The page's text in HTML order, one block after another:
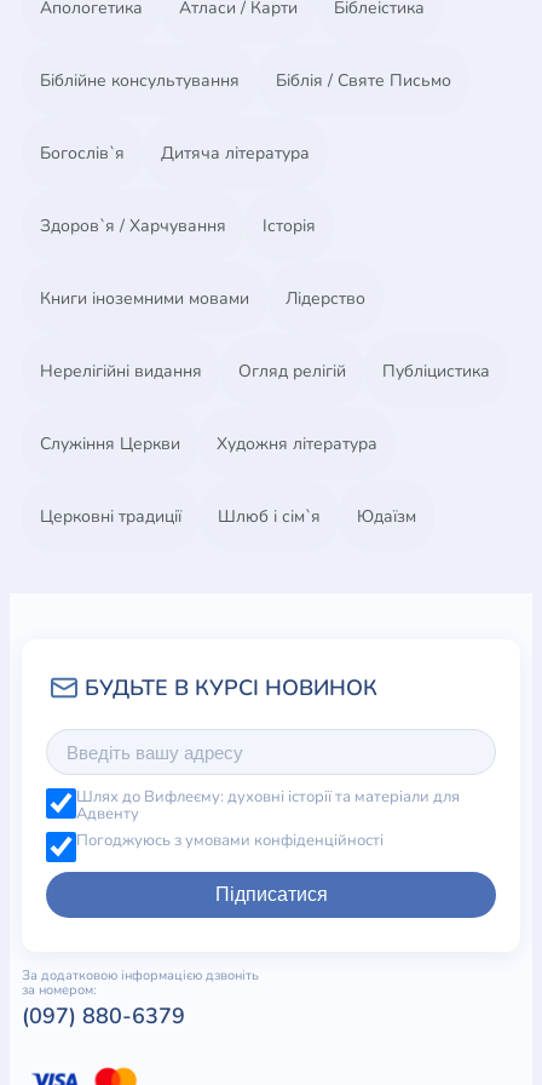
Англии. Динамическая, романтическая и
Исторический роман" воскрешает захватывающие
width="500" height="400" frameborder="0"
webkitAllowFullScreen mozallowfullscreen
Апологетика Атласи / Карти Біблеістика
Біблійне консультування Біблія / Святе Письмо
Богослів`я Дитяча література
Здоров`я / Харчування Історія
Книги іноземними мовами Лідерство
Нерелігійні видання Огляд релігій Публіцистика
Служіння Церкви Художня література
Церковні традиції Шлюб і сім`я Юдаїзм
Шлях до Вифлеєму: духовні історії та матеріали для
Адвенту
Погоджуюсь з умовами конфіденційності
Підписатися
За додатковою інформацією дзвоніть
за номером:
(097) 880-6379